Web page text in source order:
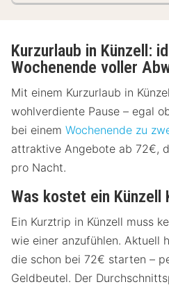
Kurzurlaub in Künzell:
Wochenende voller
Mit einem Kurzurlaub in
wohlverdiente Pause – egal
bei einem Wochenende zu
attraktive Angebote ab 72€,
pro Nacht.
Was kostet ein Künzell
Ein Kurztrip in Künzell muss
wie einer anzufühlen. Aktuell
die schon bei 72€ starten –
Geldbeutel. Der